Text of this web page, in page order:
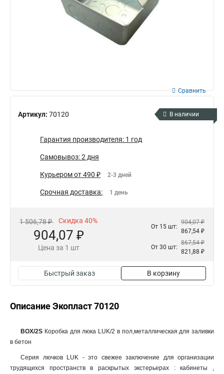
Артикул: 70120
Сравнить
В наличии
Гарантия производителя: 1 год
Самовывоз: 2 дня
Курьером от 490 ₽ 2-3 дней
Срочная доставка: 1 день
1 506,78 ₽ Скидка 40%
904,07 ₽
Цена за 1 шт
От 15 шт:
904,07 ₽
867,54 ₽
От 30 шт:
867,54 ₽
821,88 ₽
Быстрый заказ В корзину
Описание Экопласт 70120
BOX/2S Коробка для люка LUK/2 в пол,металлическая для заливки
в бетон
Серия лючков LUK - это свежее заключение для организации
трудящихся пространств в раскрытых экстерьерах : кабинеты ,